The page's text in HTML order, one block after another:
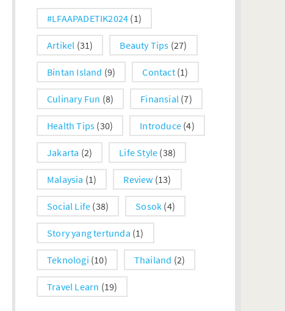
#LFAAPADETIK2024 (1)
Artikel (31) Beauty Tips (27)
Bintan Island (9) Contact (1)
Culinary Fun (8) Finansial (7)
Health Tips (30) Introduce (4)
Jakarta (2) Life Style (38)
Malaysia (1) Review (13)
Social Life (38) Sosok (4)
Story yang tertunda (1)
Teknologi (10) Thailand (2)
Travel Learn (19)